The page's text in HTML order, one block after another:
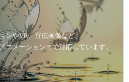
ンやVR、宣伝画像など、
ニメーションまで対応しています。